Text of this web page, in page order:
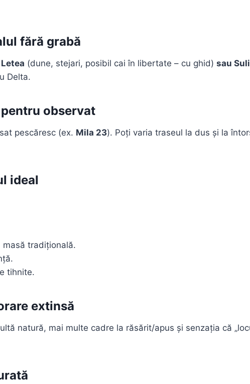
fără grabă
Letea (dune, stejari, posibil cai în libertate – cu ghid) sau
Delta.
observat
pescăresc (ex. Mila 23). Poți varia traseul la dus și la
ideal
masă tradițională.
tihnite.
extinsă
natură, mai multe cadre la răsărit/apus și senzația că